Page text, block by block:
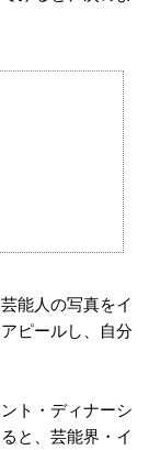
能人の写真をイ
ピールし、自分
ト・ディナーシ
と、芸能界・イ